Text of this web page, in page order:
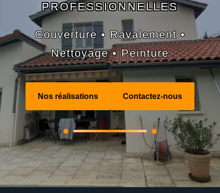
PROFESSIONNELLES
Couverture • Ravalement •
Nettoyage • Peinture
Nos réalisations Contactez-nous